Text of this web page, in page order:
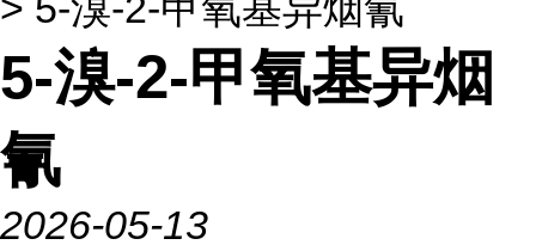
5-溴-2-甲氧基异烟
氰
2026-05-13